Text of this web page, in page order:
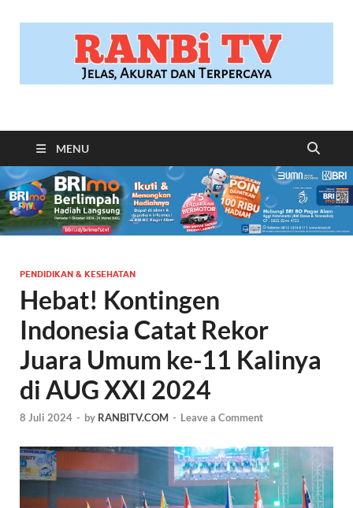
RANBITV.COM
MENU
PENDIDIKAN & KESEHATAN
Hebat! Kontingen
Indonesia Catat Rekor
Juara Umum ke-11 Kalinya
di AUG XXI 2024
8 Juli 2024 - by RANBITV.COM - Leave a Comment